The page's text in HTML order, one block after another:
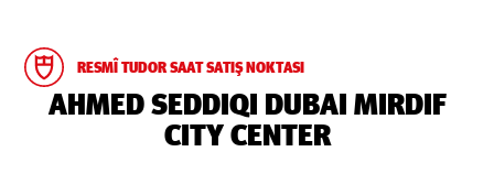
RESMÎ TUDOR SAAT SATIŞ NOKTASI
‭AHMED SEDDIQI DUBAI MIRDIF
CITY CENTER‬